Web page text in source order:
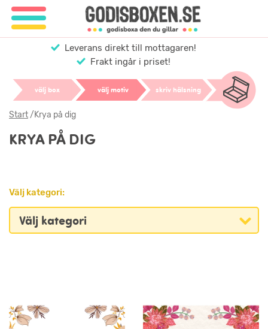
Leverans direkt till mottagaren!
Frakt ingår i priset!
välj box välj motiv skriv hälsning
Start/Krya på dig
KRYA PÅ DIG
Välj kategori: